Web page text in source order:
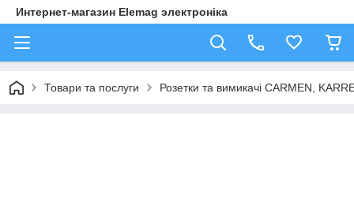
Интернет-магазин Elemag электроніка
Товари та послуги Розетки та вимикачі CARMEN,